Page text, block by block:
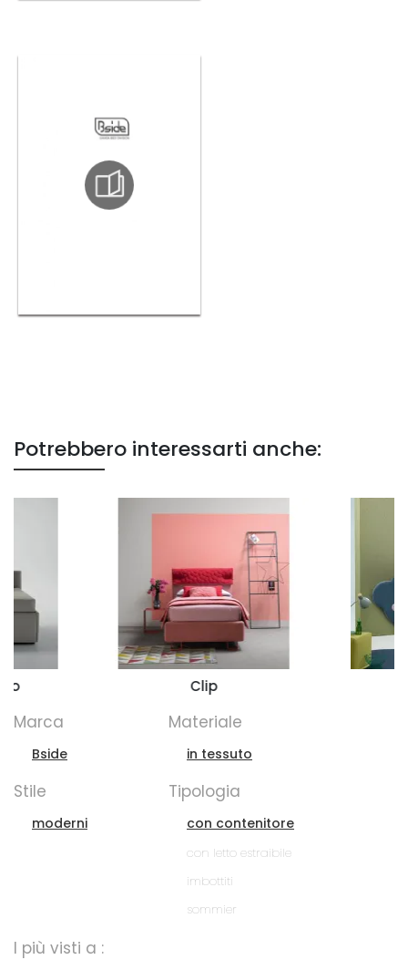
Potrebbero interessarti anche:
Clip
Marca
Bside
Materiale
in tessuto
Stile
moderni
Tipologia
con contenitore
con letto estraibile
imbottiti
sommier
I più visti a :